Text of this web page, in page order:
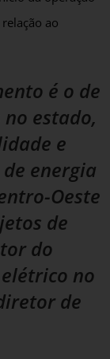
ao
é o de
estado,
e
energia
Oeste
de
do
no
de